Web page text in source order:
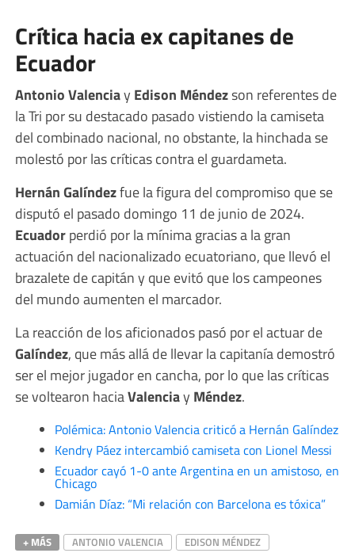
Crítica hacia ex capitanes de
Ecuador
Antonio Valenciay Edison Méndezson referentes de
la Tri por su destacado pasado vistiendo la camiseta
del combinado nacional, no obstante, la hinchada se
molestó por las críticas contra el guardameta.
Hernán Galíndezfue la figura del compromiso que se
disputó el pasado domingo 11 de junio de 2024.
Ecuadorperdió por la mínima gracias a la gran
actuación del nacionalizado ecuatoriano, que llevó el
brazalete de capitán y que evitó que los campeones
del mundo aumenten el marcador.
La reacción de los aficionados pasó por el actuar de
Galíndez, que más allá de llevar la capitanía demostró
ser el mejor jugador en cancha, por lo que las críticas
se voltearon haciaValenciay Méndez.
Polémica: Antonio Valencia criticó a Hernán Galíndez
Kendry Páez intercambió camiseta con Lionel Messi
Ecuador cayó 1-0 ante Argentina en un amistoso, en
Chicago
Damián Díaz: “Mi relación con Barcelona es tóxica”
+ MÁS ANTONIO VALENCIA
EDISON MÉNDEZ